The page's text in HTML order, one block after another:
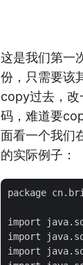
这是我们第一
份，只需要该
copy过去，改
码，难道要
面看一个我们
的实际例子：
package
import
import
import